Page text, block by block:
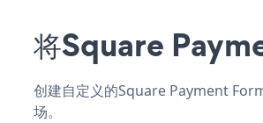
将Square
创建自定义的Square Payment
场。